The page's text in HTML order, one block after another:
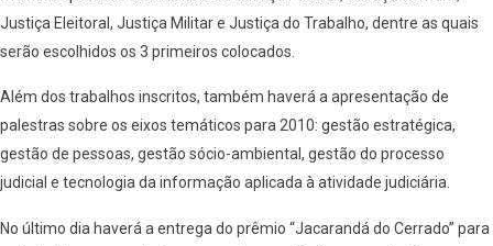
Justiça Eleitoral, Justiça Militar e Justiça do Trabalho, dentre as quais
serão escolhidos os 3 primeiros colocados.
Além dos trabalhos inscritos, também haverá a apresentação de
palestras sobre os eixos temáticos para 2010: gestão estratégica,
gestão de pessoas, gestão sócio-ambiental, gestão do processo
judicial e tecnologia da informação aplicada à atividade judiciária.
No último dia haverá a entrega do prêmio “Jacarandá do Cerrado” para